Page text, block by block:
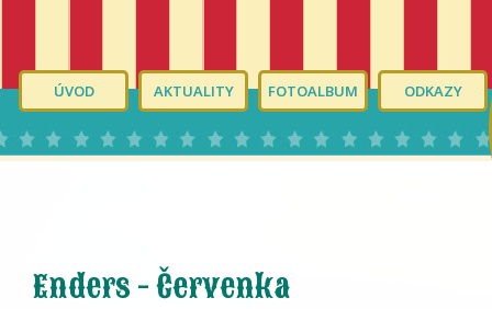
ÚVOD AKTUALITY FOTOALBUM ODKAZY
Enders - Červenka